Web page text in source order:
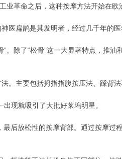
革命之后，这种按摩方法开始在欧
扁鹊是其发明者，经过几千年的医
除了“松骨”这一大显著特点，推
。主要包括拇指指腹按压法、踩背法
现就吸引了大批好莱坞明星。
后放松性的按摩背部。通过按摩过